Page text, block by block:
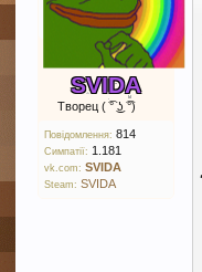
SVIDA
Творец ( ͡° ͜ʖ ͡°)
Повідомлення: 814
Симпатії: 1.181
vk.com: SVIDA
Steam: SVIDA